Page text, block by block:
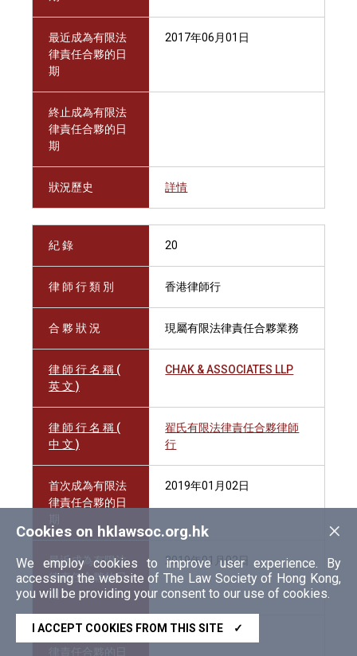
最近成為有限法
律責任合夥的日
期
2017年06月01日
終止成為有限法
律責任合夥的日
期
狀況歷史 詳情
紀 錄 20
律 師 行 類 別 香港律師行
合 夥 狀 況 現屬有限法律責任合夥業務
律 師 行 名 稱 (
英 文 )
CHAK & ASSOCIATES LLP
律 師 行 名 稱 (
中 文 )
翟氏有限法律責任合夥律師
行
首次成為有限法
律責任合夥的日
2019年01月02日
最近成為有限法
律責任合夥的日
期
2019年01月02日
終止成為有限法
×
Cookies on hklawsoc.org.hk
We employ cookies to improve user experience. By
accessing the website of The Law Society of Hong Kong,
you will be providing your consent to our use of cookies.
I ACCEPT COOKIES FROM THIS SITE ✓